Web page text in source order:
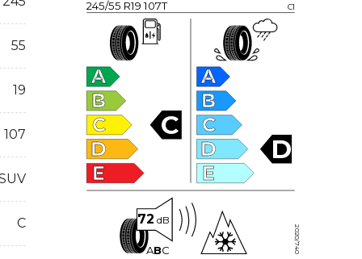
55
19
107
C
245/55 R19 107T C1
A
B
C
D
E
C
A
B
C
D
E
D
72 dB
ABC 2020/740